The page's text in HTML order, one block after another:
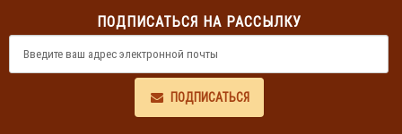
ПОДПИСАТЬСЯ НА РАССЫЛКУ
ПОДПИСАТЬСЯ